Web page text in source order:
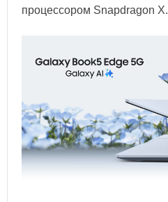
процессором Snapdragon X.